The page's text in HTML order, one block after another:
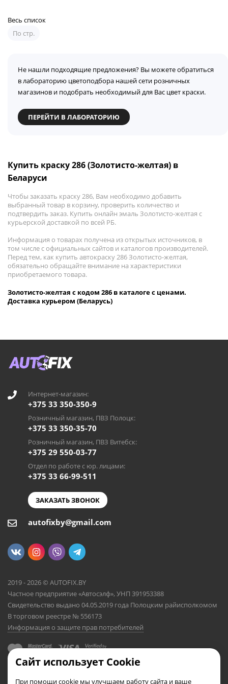
Весь список
По стр.
Не нашли подходящие предложения? Вы можете обратиться
в лабораторию цветоподбора нашей сети розничных
магазинов и подобрать необходимый для Вас цвет краски.
ПЕРЕЙТИ В ЛАБОРАТОРИЮ
Купить краску 286 (Золотисто-желтая) в
Беларуси
Чтобы заказать краску 286, Вам необходимо добавить
выбранный товар в корзину, проверить количество и
подтвердить заказ. Купить онлайн эмаль Золотисто-желтая с
курьерской доставкой по всей РБ.
Информация о товарах получена из открытых источников, в
том числе с официальных сайтов и каталогов производителей.
Перед тем, как купить автокраску 286 Золотисто-желтая,
обязательно обращайте внимание на характеристики
приобретаемого товара.
Золотисто-желтая с кодом 286 в каталоге с ценами.
Доставка курьером (Беларусь)
Интернет-магазин:
+375 33 350-350-9
Розничный магазин, ПВЗ Полоцк:
+375 33 350-35-70
Розничный магазин, ПВЗ Витебск:
+375 29 550-03-77
Отдел по работе с юр. лицами:
+375 33 66-99-511
ЗАКАЗАТЬ ЗВОНОК
autofixby@gmail.com
2019 - 2026 © AUTOFIX.BY
Частное предприятие «Автосэлф», УНП 391953388
Свидетельство выдано 04.05.2019 года Полоцким райисполкомом
В торговом реестре № 556173
Информация о защите прав потребителей
Сайт использует Cookie
При помощи cookie мы улучшаем работу сайта и ваше